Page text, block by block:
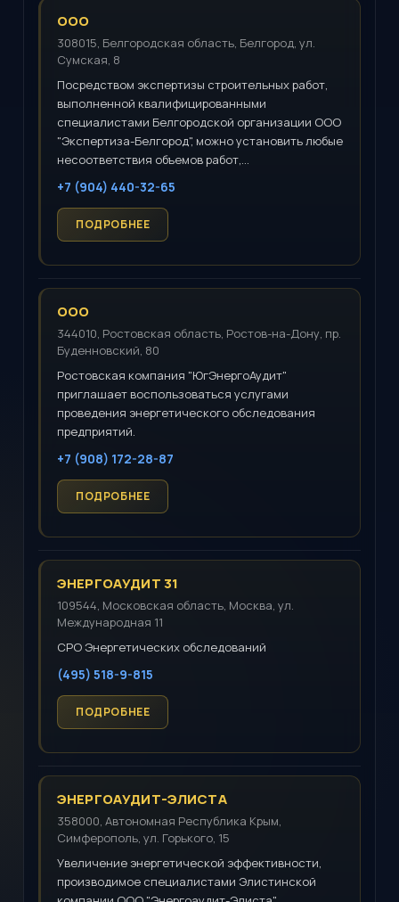
ООО
308015, Белгородская область, Белгород, ул.
Сумская, 8
Посредством экспертизы строительных работ,
выполненной квалифицированными
специалистами Белгородской организации ООО
"Экспертиза-Белгород", можно установить любые
несоответствия объемов работ,...
+7 (904) 440-32-65
ООО
344010, Ростовская область, Ростов-на-Дону, пр.
Буденновский, 80
Ростовская компания "ЮгЭнергоАудит"
приглашает воспользоваться услугами
проведения энергетического обследования
предприятий.
+7 (908) 172-28-87
ЭНЕРГОАУДИТ 31
109544, Московская область, Москва, ул.
Международная 11
СРО Энергетических обследований
(495) 518-9-815
ЭНЕРГОАУДИТ-ЭЛИСТА
358000, Автономная Республика Крым,
Симферополь, ул. Горького, 15
Увеличение энергетической эффективности,
производимое специалистами Элистинской